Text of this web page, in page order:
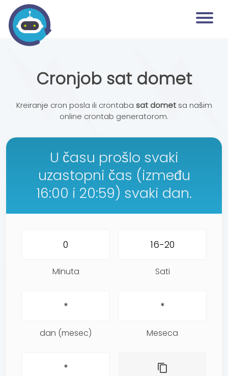
Cronjob sat domet
Kreiranje cron posla ili crontaba sat dometsa našim
online crontab generatorom.
U času prošlo svaki
uzastopni čas (između
16:00 i 20:59) svaki dan.
Minuta Sati
dan (mesec) Meseca